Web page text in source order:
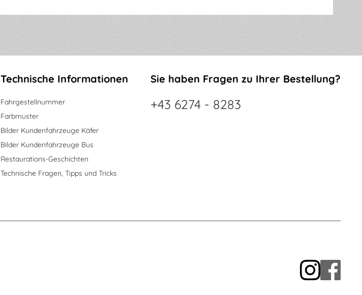
Technische Informationen
Fahrgestellnummer
Farbmuster
Bilder Kundenfahrzeuge Käfer
Bilder Kundenfahrzeuge Bus
Restaurations-Geschichten
Technische Fragen, Tipps und Tricks
Sie haben Fragen zu Ihrer Bestellung?
+43 6274 - 8283